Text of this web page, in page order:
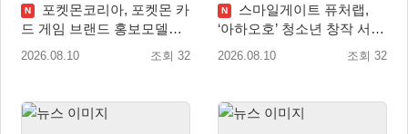
N
포켓몬코리아, 포켓몬 카
드 게임 브랜드 홍보모델로
배우 변우석 선정!
2026.08.10 조회 32
N
스마일게이트 퓨처랩,
‘아하오호’ 청소년 창작 서포
터즈 ‘아크크’ 1기 발족
2026.08.10 조회 32